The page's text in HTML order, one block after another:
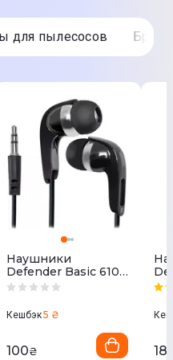
для пылесосов
Наушники
Defender Basic 610
(Black) 63610
Кешбэк5 ₴
100₴